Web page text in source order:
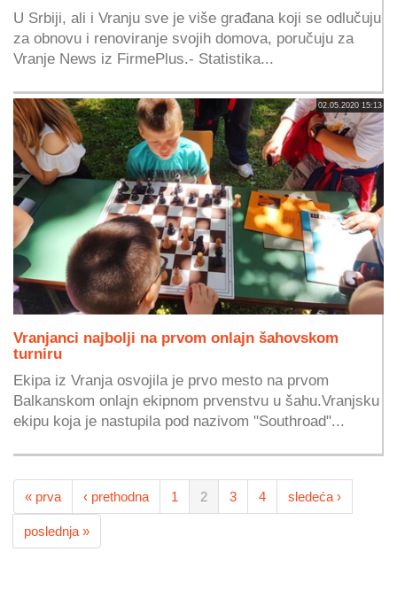
U Srbiji, ali i Vranju sve je više građana koji se odlučuju
za obnovu i renoviranje svojih domova, poručuju za
Vranje News iz FirmePlus.- Statistika...
02.05.2020 15:13
Vranjanci najbolji na prvom onlajn šahovskom
turniru
Ekipa iz Vranja osvojila je prvo mesto na prvom
Balkanskom onlajn ekipnom prvenstvu u šahu.Vranjsku
ekipu koja je nastupila pod nazivom "Southroad"...
« prva ‹ prethodna 1 2 3 4 sledeća ›
poslednja »